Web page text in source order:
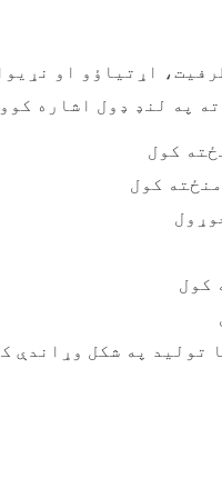
اړتیاؤو او
په لنډ ډول اشاره
کول
کول
کول
تولید په شکل وړاندې